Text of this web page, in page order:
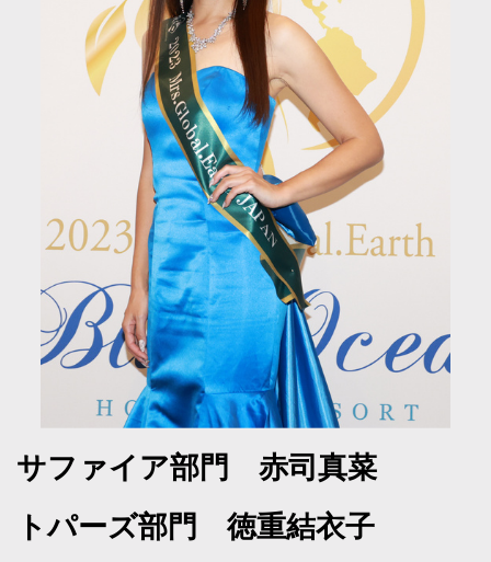
サファイア部門 赤司真菜
トパーズ部門 徳重結衣子